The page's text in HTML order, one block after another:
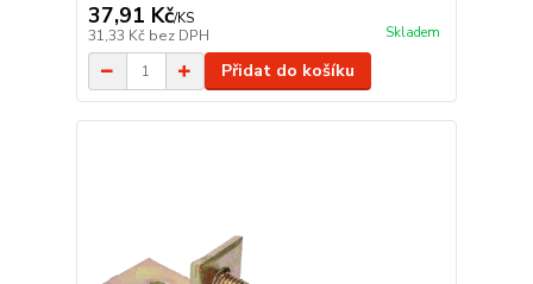
37,91 Kč/KS
31,33 Kč bez DPH Skladem
Přidat do košíku